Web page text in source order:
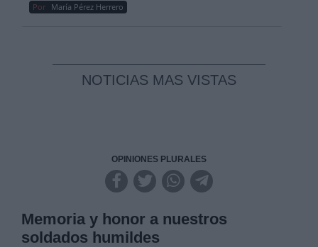
Por María Pérez Herrero
NOTICIAS MAS VISTAS
OPINIONES PLURALES
Memoria y honor a nuestros
soldados humildes